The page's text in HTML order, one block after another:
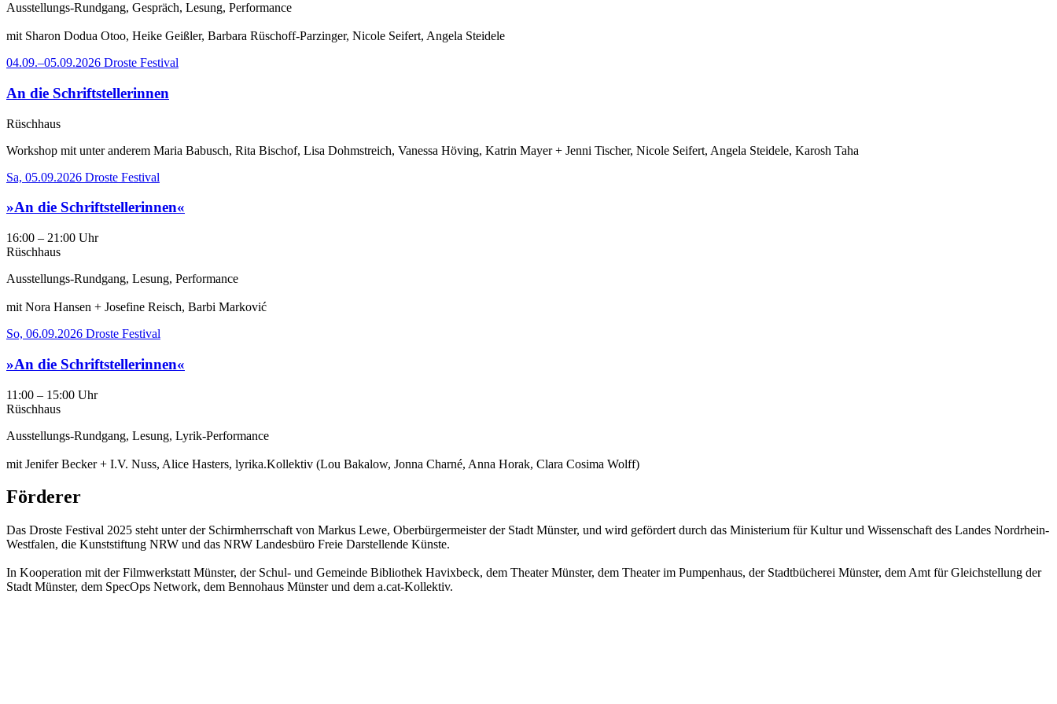
Ausstellungs-Rundgang, Gespräch, Lesung, Performance
mit Sharon Dodua Otoo, Heike Geißler, Barbara Rüschoff-Parzinger, Nicole Seifert, Angela Steidele
04.09.–05.09.2026 Droste Festival
An die Schriftstellerinnen
Rüschhaus
Workshop mit unter anderem Maria Babusch, Rita Bischof, Lisa Dohmstreich, Vanessa Höving, Katrin Mayer + Jenni Tischer, Nicole Seifert, Angela Steidele, Karosh Taha
Sa, 05.09.2026 Droste Festival
»An die Schriftstellerinnen«
16:00 – 21:00 Uhr
Rüschhaus
Ausstellungs-Rundgang, Lesung, Performance
mit Nora Hansen + Josefine Reisch, Barbi Marković
So, 06.09.2026 Droste Festival
»An die Schriftstellerinnen«
11:00 – 15:00 Uhr
Rüschhaus
Ausstellungs-Rundgang, Lesung, Lyrik-Performance
mit Jenifer Becker + I.V. Nuss, Alice Hasters, lyrika.Kollektiv (Lou Bakalow, Jonna Charné, Anna Horak, Clara Cosima Wolff)
Förderer
Das Droste Festival 2025 steht unter der Schirmherrschaft von Markus Lewe, Oberbürgermeister der Stadt Münster, und wird gefördert durch das Ministerium für Kultur und Wissenschaft des Landes Nordrhein-
Westfalen, die Kunststiftung NRW und das NRW Landesbüro Freie Darstellende Künste.
In Kooperation mit der Filmwerkstatt Münster, der Schul- und Gemeinde Bibliothek Havixbeck, dem Theater Münster, dem Theater im Pumpenhaus, der Stadtbücherei Münster, dem Amt für Gleichstellung der
Stadt Münster, dem SpecOps Network, dem Bennohaus Münster und dem a.cat-Kollektiv.